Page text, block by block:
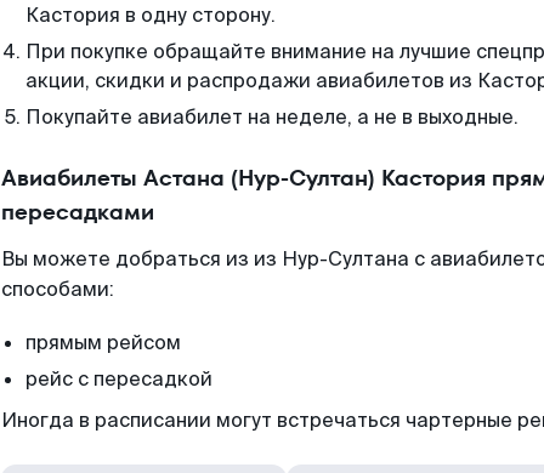
Кастория в одну сторону.
При покупке обращайте внимание на лучшие
акции, скидки и распродажи авиабилетов из
Покупайте авиабилет на неделе, а не в выходные.
Авиабилеты Астана (Нур-Султан) Кастория
пересадками
Вы можете добраться из из Нур-Султана с
способами:
прямым рейсом
рейс с пересадкой
Иногда в расписании могут встречаться чартерные